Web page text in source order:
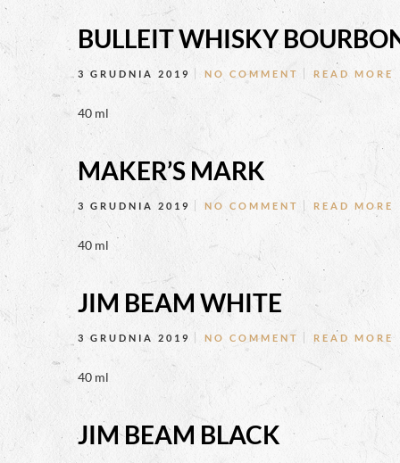
BULLEIT WHISKY
3 GRUDNIA 2019 NO COMMENT READ MORE
40 ml
MAKER’S MARK
3 GRUDNIA 2019 NO COMMENT READ MORE
40 ml
JIM BEAM WHITE
3 GRUDNIA 2019 NO COMMENT READ MORE
40 ml
JIM BEAM BLACK